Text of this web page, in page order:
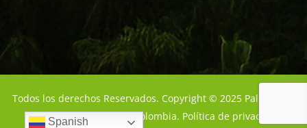
Todos los derechos Reservados. Copyright © 2025 Palmas del
Cesar - Bucaramanga - Colombia. Política de privacidad
Spanish